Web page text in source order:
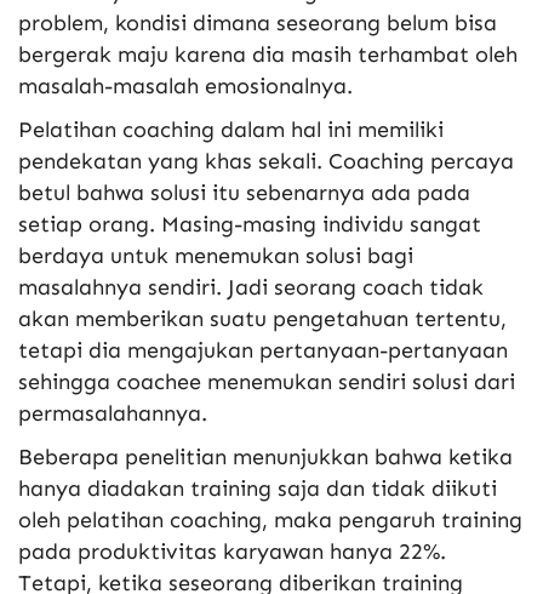
problem, kondisi dimana seseorang belum bisa
bergerak maju karena dia masih terhambat oleh
masalah-masalah emosionalnya.
Pelatihan coaching dalam hal ini memiliki
pendekatan yang khas sekali. Coaching percaya
betul bahwa solusi itu sebenarnya ada pada
setiap orang. Masing-masing individu sangat
berdaya untuk menemukan solusi bagi
masalahnya sendiri. Jadi seorang coach tidak
akan memberikan suatu pengetahuan tertentu,
tetapi dia mengajukan pertanyaan-pertanyaan
sehingga coachee menemukan sendiri solusi dari
permasalahannya.
Beberapa penelitian menunjukkan bahwa ketika
hanya diadakan training saja dan tidak diikuti
oleh pelatihan coaching, maka pengaruh training
pada produktivitas karyawan hanya 22%.
Tetapi, ketika seseorang diberikan training